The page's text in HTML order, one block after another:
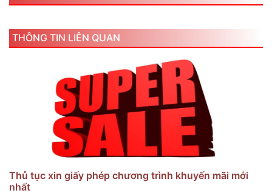
THÔNG TIN LIÊN QUAN
Thủ tục xin giấy phép chương trình khuyến mãi mới
nhất